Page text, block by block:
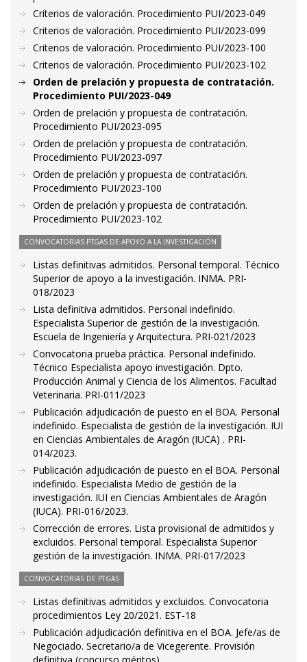
Criterios de valoración. Procedimiento PUI/2023-049
Criterios de valoración. Procedimiento PUI/2023-099
Criterios de valoración. Procedimiento PUI/2023-100
Criterios de valoración. Procedimiento PUI/2023-102
Orden de prelación y propuesta de contratación.
Procedimiento PUI/2023-049
Orden de prelación y propuesta de contratación.
Procedimiento PUI/2023-095
Orden de prelación y propuesta de contratación.
Procedimiento PUI/2023-097
Orden de prelación y propuesta de contratación.
Procedimiento PUI/2023-100
Orden de prelación y propuesta de contratación.
Procedimiento PUI/2023-102
CONVOCATORIAS PTGAS DE APOYO A LA INVESTIGACIÓN
Listas definitivas admitidos. Personal temporal. Técnico
Superior de apoyo a la investigación. INMA. PRI-
018/2023
Lista definitiva admitidos. Personal indefinido.
Especialista Superior de gestión de la investigación.
Escuela de Ingeniería y Arquitectura. PRI-021/2023
Convocatoria prueba práctica. Personal indefinido.
Técnico Especialista apoyo investigación. Dpto.
Producción Animal y Ciencia de los Alimentos. Facultad
Veterinaria. PRI-011/2023
Publicación adjudicación de puesto en el BOA. Personal
indefinido. Especialista de gestión de la investigación. IUI
en Ciencias Ambientales de Aragón (IUCA) . PRI-
014/2023.
Publicación adjudicación de puesto en el BOA. Personal
indefinido. Especialista Medio de gestión de la
investigación. IUI en Ciencias Ambientales de Aragón
(IUCA). PRI-016/2023.
Corrección de errores. Lista provisional de admitidos y
excluidos. Personal temporal. Especialista Superior
gestión de la investigación. INMA. PRI-017/2023
CONVOCATORIAS DE PTGAS
Listas definitivas admitidos y excluidos. Convocatoria
procedimientos Ley 20/2021. EST-18
Publicación adjudicación definitiva en el BOA. Jefe/as de
Negociado. Secretario/a de Vicegerente. Provisión